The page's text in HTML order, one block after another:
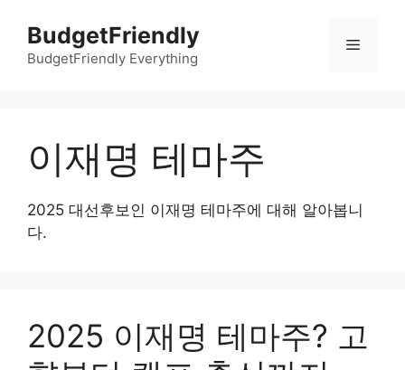
BudgetFriendly
BudgetFriendly Everything
메
이재명 테마주
2025 대선후보인 이재명 테마주에 대해 알아봅니
다.
2025 이재명 테마주? 고